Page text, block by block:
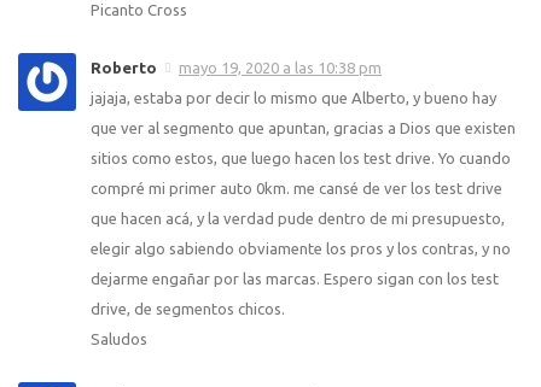
Picanto Cross
Roberto
mayo 19, 2020 a las 10:38 pm
jajaja, estaba por decir lo mismo que Alberto, y bueno hay
que ver al segmento que apuntan, gracias a Dios que existen
sitios como estos, que luego hacen los test drive. Yo cuando
compré mi primer auto 0km. me cansé de ver los test drive
que hacen acá, y la verdad pude dentro de mi presupuesto,
elegir algo sabiendo obviamente los pros y los contras, y no
dejarme engañar por las marcas. Espero sigan con los test
drive, de segmentos chicos.
Saludos